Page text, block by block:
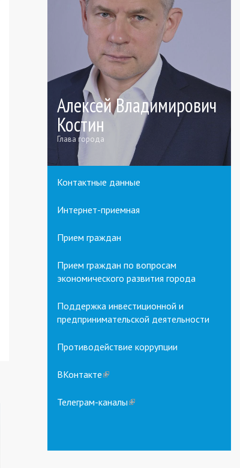
Алексей Владимирович
Костин
Глава города
Контактные данные
Интернет-приемная
Прием граждан
Прием граждан по вопросам
экономического развития города
Поддержка инвестиционной и
предпринимательской деятельности
Противодействие коррупции
ВКонтакте(link
external)
Телеграм-каналы(link